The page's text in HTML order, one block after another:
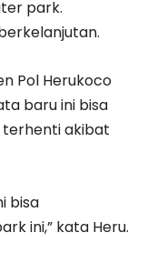
park.
Pol Herukoco
baru ini bisa
akibat
bisa
ini,” kata Heru.